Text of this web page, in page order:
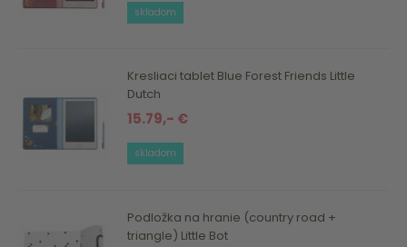
skladom
Kresliaci tablet Blue Forest Friends Little
Dutch
15.79,- €
skladom
Podložka na hranie (country road +
triangle) Little Bot